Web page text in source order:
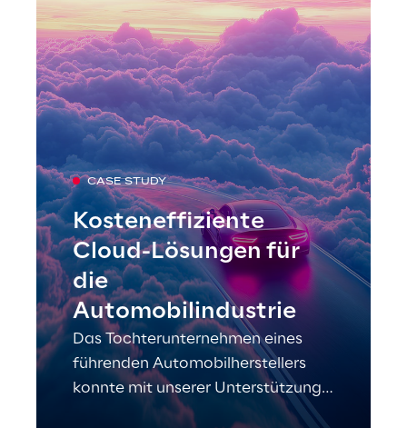
CASE STUDY
Kosteneffiziente
Cloud-Lösungen für
die
Automobilindustrie
Das Tochterunternehmen eines
führenden Automobilherstellers
konnte mit unserer Unterstützung
über 5,5 Millionen Euro